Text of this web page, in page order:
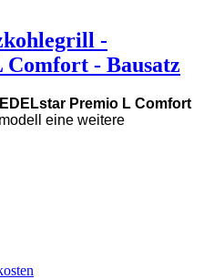
-
- Bausatz
EDELstar Premio L Comfort
eine weitere